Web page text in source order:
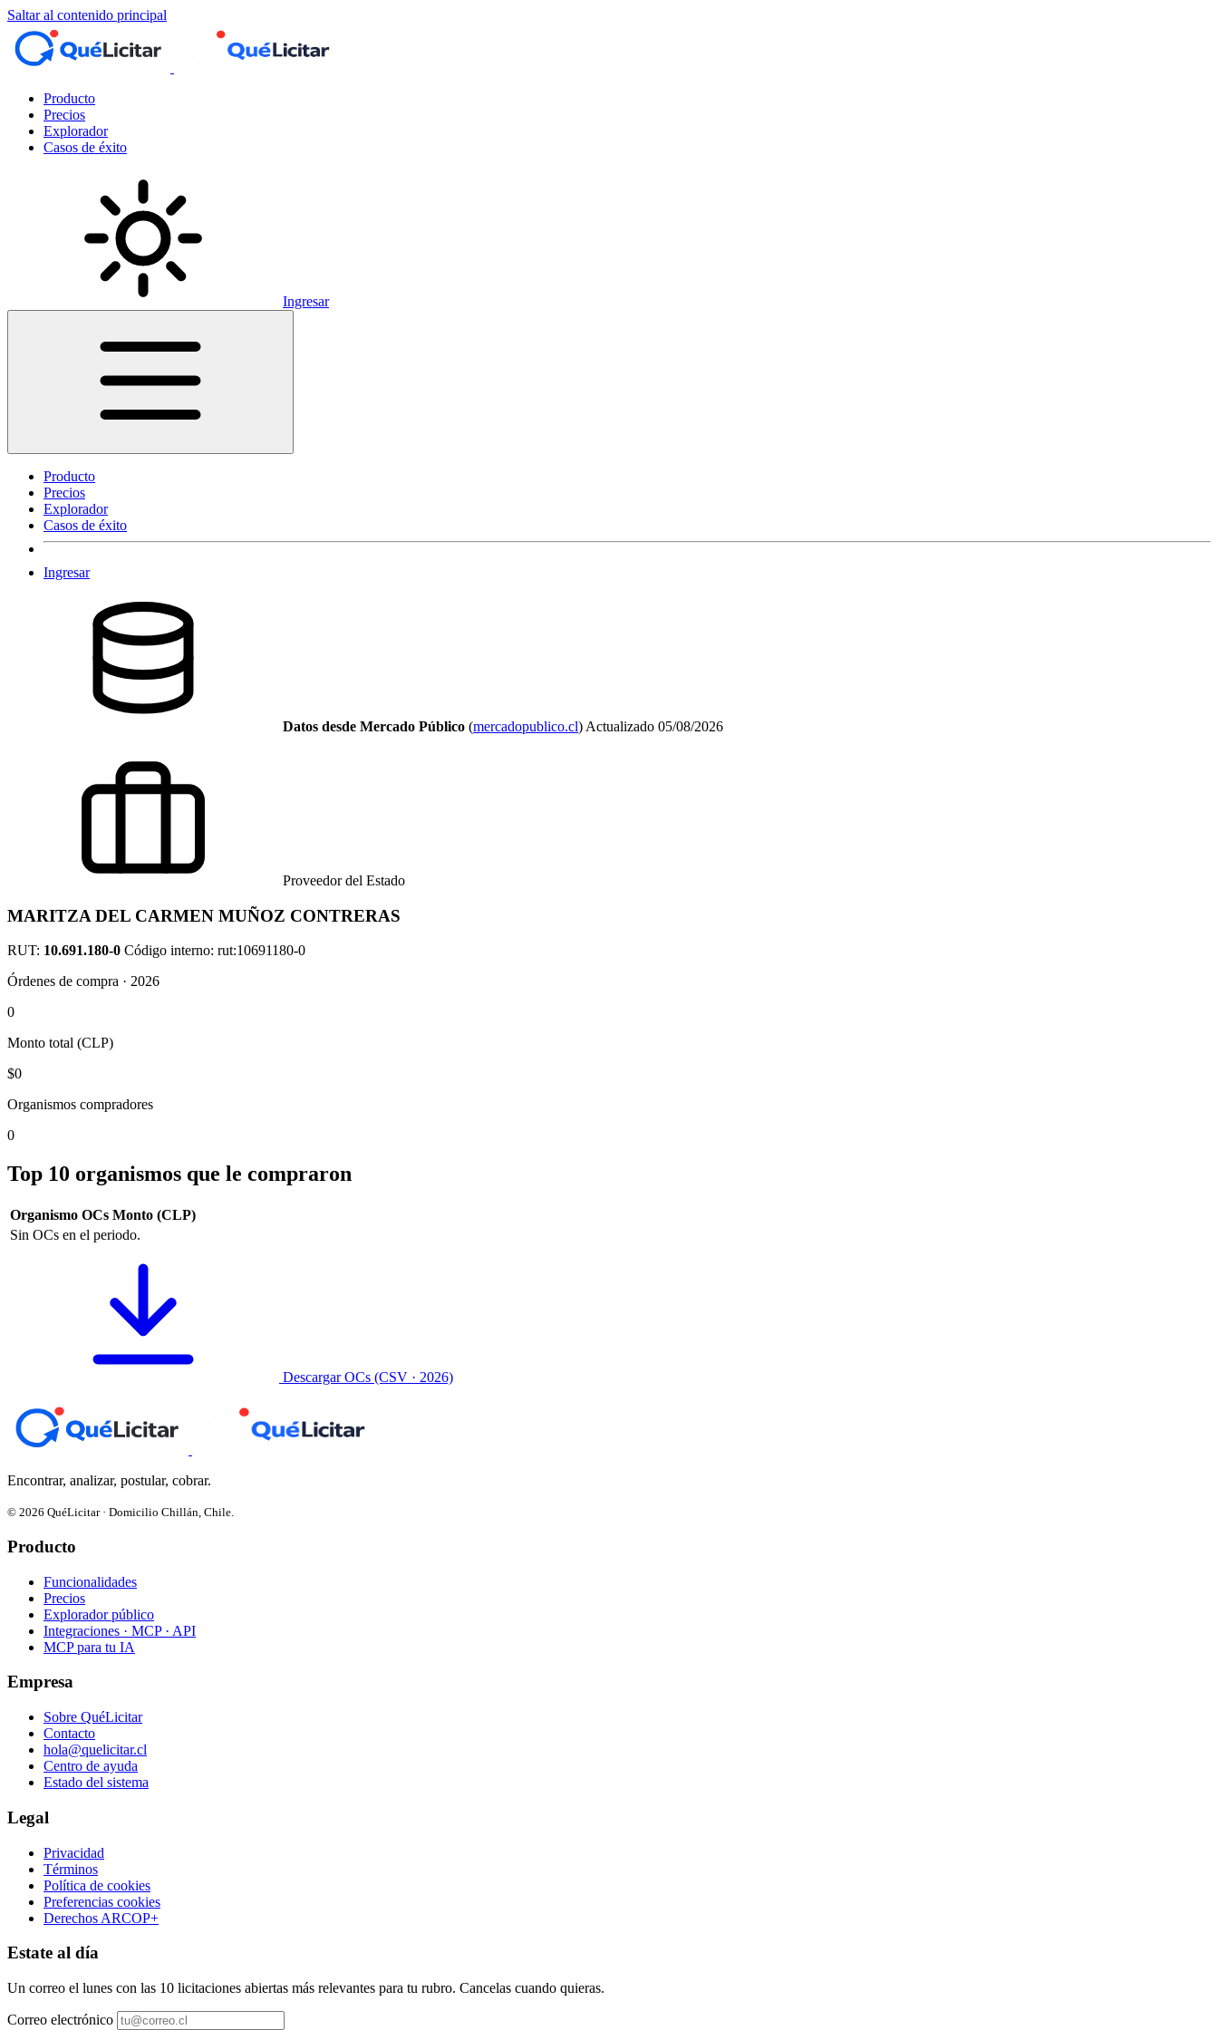
Saltar al contenido principal
Producto
Precios
Explorador
Casos de éxito
Ingresar
Producto
Precios
Explorador
Casos de éxito
Ingresar
Datos desde Mercado Público (mercadopublico.cl) Actualizado 05/08/2026
Proveedor del Estado
MARITZA DEL CARMEN MUÑOZ CONTRERAS
RUT: 10.691.180-0 Código interno: rut:10691180-0
Órdenes de compra · 2026
0
Monto total (CLP)
$0
Organismos compradores
0
Top 10 organismos que le compraron
Organismo OCs Monto (CLP)
Sin OCs en el periodo.
Descargar OCs (CSV · 2026)
Encontrar, analizar, postular, cobrar.
© 2026 QuéLicitar · Domicilio Chillán, Chile.
Producto
Funcionalidades
Precios
Explorador público
Integraciones · MCP · API
MCP para tu IA
Empresa
Sobre QuéLicitar
Contacto
hola@quelicitar.cl
Centro de ayuda
Estado del sistema
Legal
Privacidad
Términos
Política de cookies
Preferencias cookies
Derechos ARCOP+
Estate al día
Un correo el lunes con las 10 licitaciones abiertas más relevantes para tu rubro. Cancelas cuando quieras.
Correo electrónico